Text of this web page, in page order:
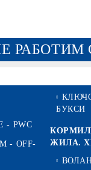
РАБОТИМ
PWC
- OFF-
БУКСИ
ЖИЛА.